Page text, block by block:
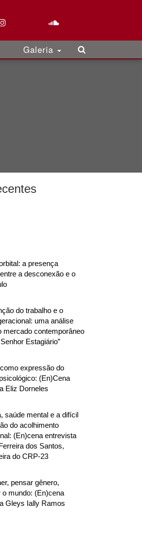
Galeria
a presença
a desconexão e o
do trabalho e o
uma análise
mercado contemporâneo
Estagiário”
expressão do
(En)Cena
Eliz Dorneles
saúde mental e a difícil
do acolhimento
(En)cena entrevista
dos Santos,
do CRP-23
pensar gênero,
o mundo: (En)cena
Gleys Ially Ramos